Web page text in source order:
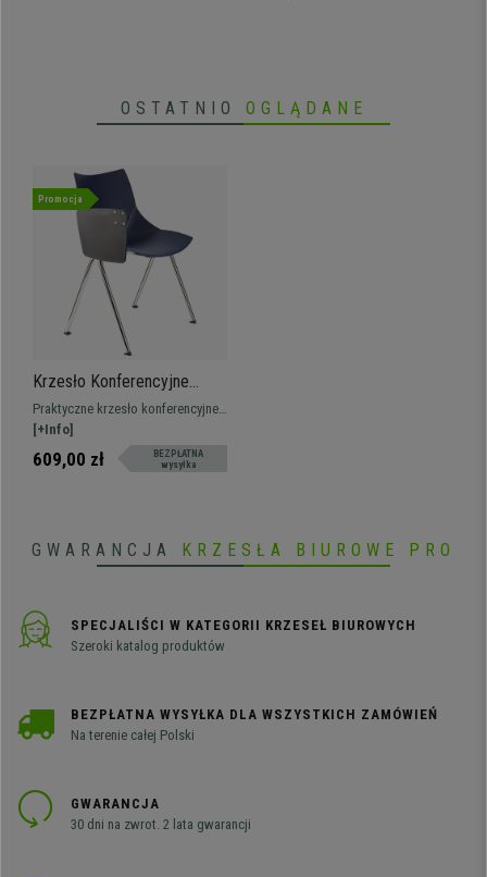
OSTATNIO OGLĄDANE
Promocja
Krzesło Konferencyjne
AMIR Z PULPITEM,
Wygodne i Praktyczne,
Kolor Niebieski
Praktyczne krzesło konferencyjne
AMIR Z PULPITEM, spektakularny
design, który nada nowoczesny
charakter poczekalni lub sali
[+Info]
609,00 zł
BEZPŁATNA
wysyłka
GWARANCJA KRZESŁA BIUROWE PRO
SPECJALIŚCI W KATEGORII KRZESEŁ BIUROWYCH
Szeroki katalog produktów
BEZPŁATNA WYSYŁKA DLA WSZYSTKICH ZAMÓWIEŃ
Na terenie całej Polski
GWARANCJA
30 dni na zwrot. 2 lata gwarancji